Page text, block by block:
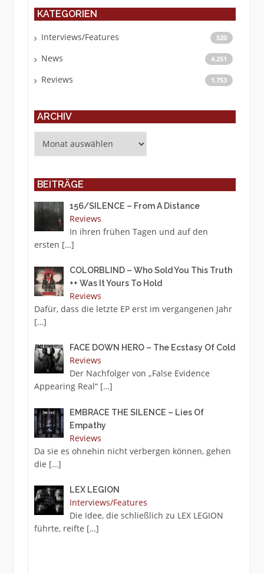
KATEGORIEN
Interviews/Features 520
News 4.251
Reviews 1.753
ARCHIV
BEITRÄGE
156/SILENCE – From A Distance
Reviews
In ihren frühen Tagen und auf den
ersten […]
COLORBLIND – Who Sold You This Truth
++ Was It Yours To Hold
Reviews
Dafür, dass die letzte EP erst im vergangenen Jahr
[…]
FACE DOWN HERO – The Ecstasy Of Cold
Reviews
Der Nachfolger von „False Evidence
Appearing Real“ […]
EMBRACE THE SILENCE – Lies Of
Empathy
Reviews
Da sie es ohnehin nicht verbergen können, gehen
die […]
LEX LEGION
Interviews/Features
Die Idee, die schließlich zu LEX LEGION
führte, reifte […]